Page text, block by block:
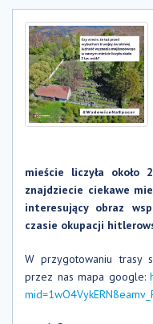
mieście liczyła około
znajdziecie ciekawe
interesujący obraz
czasie okupacji
W przygotowaniu trasy
przez nas mapa google: